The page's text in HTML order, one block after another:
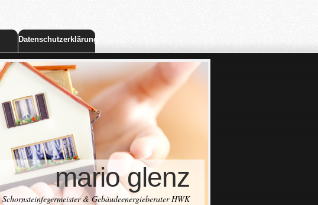
Datenschutzerklärung
mario glenz
Schornsteinfegermeister & Gebäudeenergieberater HWK